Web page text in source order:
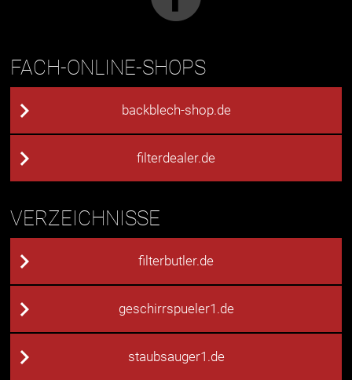
FACH-ONLINE-SHOPS
backblech-shop.de
filterdealer.de
VERZEICHNISSE
filterbutler.de
geschirrspueler1.de
staubsauger1.de